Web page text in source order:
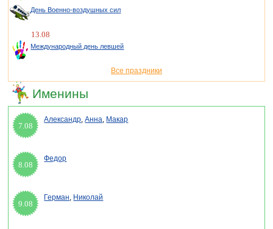
День Военно-воздушных сил
13.08
Международный день левшей
Все праздники
Именины
7.08
Александр,Анна, Макар
8.08
Федор
9.08
Герман, Николай